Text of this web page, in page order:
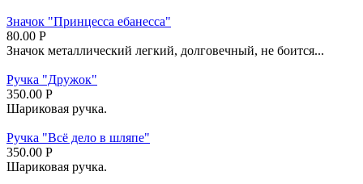
Значок "Принцесса ебанесса"
80.00 Р
Значок металлический легкий, долговечный, не боится...
Ручка "Дружок"
350.00 Р
Шариковая ручка.
Ручка "Всё дело в шляпе"
350.00 Р
Шариковая ручка.